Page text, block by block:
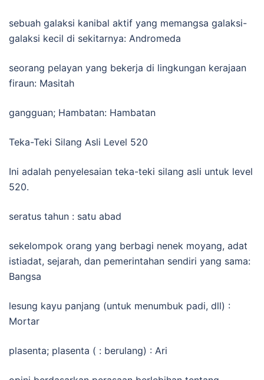
sebuah galaksi kanibal aktif yang memangsa galaksi-
galaksi kecil di sekitarnya: Andromeda
seorang pelayan yang bekerja di lingkungan kerajaan
firaun: Masitah
gangguan; Hambatan: Hambatan
Teka-Teki Silang Asli Level 520
Ini adalah penyelesaian teka-teki silang asli untuk level
520.
seratus tahun : satu abad
sekelompok orang yang berbagi nenek moyang, adat
istiadat, sejarah, dan pemerintahan sendiri yang sama:
Bangsa
lesung kayu panjang (untuk menumbuk padi, dll) :
Mortar
plasenta; plasenta ( : berulang) : Ari